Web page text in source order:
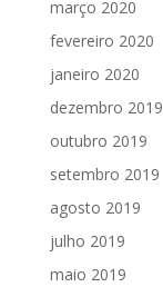
março 2020
fevereiro 2020
janeiro 2020
dezembro 2019
outubro 2019
setembro 2019
agosto 2019
julho 2019
maio 2019